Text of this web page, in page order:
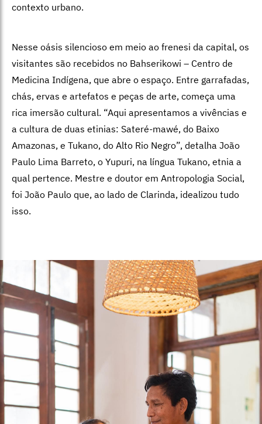
contexto urbano.
Nesse oásis silencioso em meio ao frenesi da capital, os
visitantes são recebidos no Bahserikowi – Centro de
Medicina Indígena, que abre o espaço. Entre garrafadas,
chás, ervas e artefatos e peças de arte, começa uma
rica imersão cultural. “Aqui apresentamos a vivências e
a cultura de duas etinias: Sateré-mawé, do Baixo
Amazonas, e Tukano, do Alto Rio Negro”, detalha João
Paulo Lima Barreto, o Yupuri, na língua Tukano, etnia a
qual pertence. Mestre e doutor em Antropologia Social,
foi João Paulo que, ao lado de Clarinda, idealizou tudo
isso.